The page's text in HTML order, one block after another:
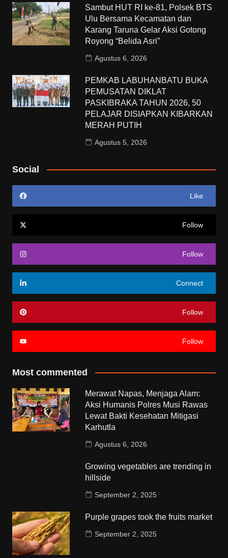
Sambut HUT RI ke-81, Polsek BTS
Ulu Bersama Kecamatan dan
Karang Taruna Gelar Aksi Gotong
Royong “Belida Asri”
Agustus 6, 2026
PEMKAB LABUHANBATU BUKA
PEMUSATAN DIKLAT
PASKIBRAKA TAHUN 2026, 50
PELAJAR DISIAPKAN KIBARKAN
MERAH PUTIH
Agustus 5, 2026
Social
Like
Follow
Follow
Connect
Follow
Follow
Most commented
Merawat Napas, Menjaga Alam:
Aksi Humanis Polres Musi Rawas
Lewat Bakti Kesehatan Mitigasi
Karhutla
Agustus 6, 2026
Growing vegetables are trending in
hillside
September 2, 2025
Purple grapes took the fruits market
September 2, 2025